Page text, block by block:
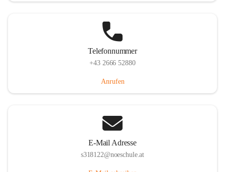
Telefonnummer
+43 2666 52880
Anrufen
E-Mail Adresse
s318122@noeschule.at